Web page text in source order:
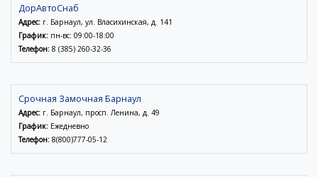
ДорАвтоСнаб
Адрес: г. Барнаул, ул. Власихинская, д. 141
График: пн-вс: 09:00-18:00
Телефон: 8 (385) 260-32-36
Срочная Замочная Барнаул
Адрес: г. Барнаул, просп. Ленина, д. 49
График: Ежедневно
Телефон: 8(800)777-05-12